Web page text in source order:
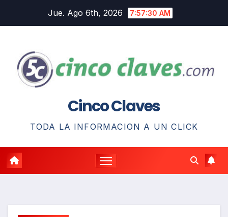
Jue. Ago 6th, 2026 7:57:31 AM
Cinco Claves
TODA LA INFORMACION A UN CLICK